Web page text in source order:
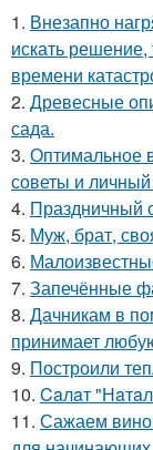
1. Внезапно
искать решение,
времени
2. Древесные
сада.
3. Оптимальное
советы и
4. Праздничный
5. Муж, брат,
6.
7. Запечённые
8. Дачникам в
принимает
9. Построили
10. Caлaт
11. Сажаем